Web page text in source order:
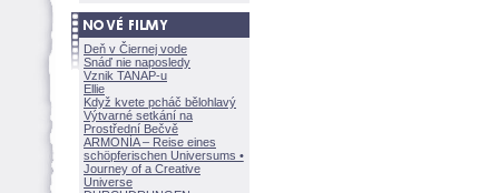
Deň v Čiernej vode
Snáď nie naposledy
Vznik TANAP-u
Ellie
Když kvete pcháč bělohlavý
Výtvarné setkání na
Prostřední Bečvě
ARMONÍA – Reise eines
schöpferischen Universums •
Journey of a Creative
Universe